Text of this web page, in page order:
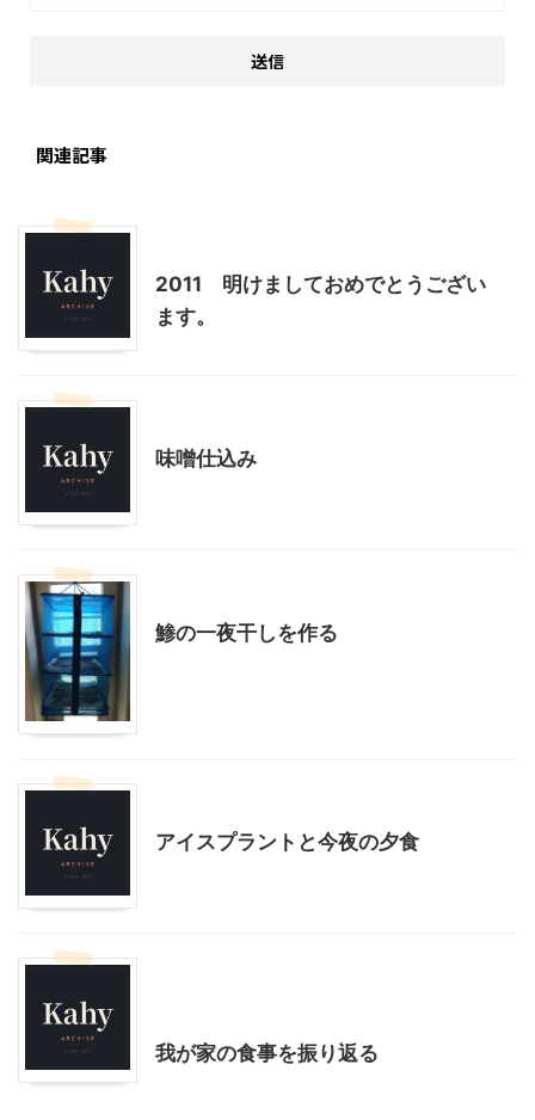
関連記事
2011 明けましておめでとうござい
ます。
味噌仕込み
鯵の一夜干しを作る
アイスプラントと今夜の夕食
我が家の食事を振り返る